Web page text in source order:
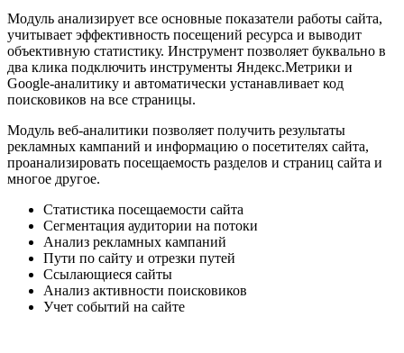
Модуль анализирует все основные показатели работы сайта,
учитывает эффективность посещений ресурса и выводит
объективную статистику. Инструмент позволяет буквально в
два клика подключить инструменты Яндекс.Метрики и
Google-аналитику и автоматически устанавливает код
поисковиков на все страницы.
Модуль веб-аналитики позволяет получить результаты
рекламных кампаний и информацию о посетителях сайта,
проанализировать посещаемость разделов и страниц сайта и
многое другое.
Статистика посещаемости сайта
Сегментация аудитории на потоки
Анализ рекламных кампаний
Пути по сайту и отрезки путей
Ссылающиеся сайты
Анализ активности поисковиков
Учет событий на сайте